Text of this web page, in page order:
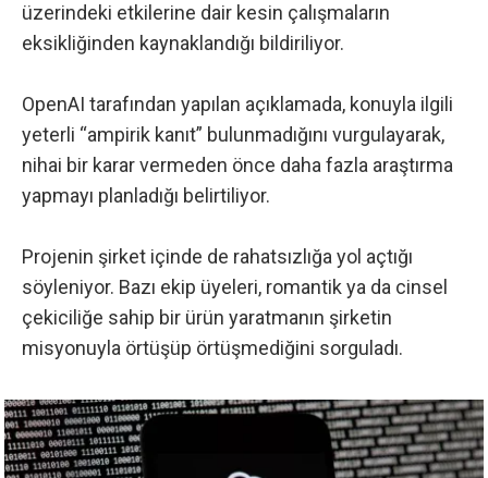
üzerindeki etkilerine dair kesin çalışmaların
eksikliğinden kaynaklandığı bildiriliyor.
OpenAI tarafından yapılan açıklamada, konuyla ilgili
yeterli “ampirik kanıt” bulunmadığını vurgulayarak,
nihai bir karar vermeden önce daha fazla araştırma
yapmayı planladığı belirtiliyor.
Projenin şirket içinde de rahatsızlığa yol açtığı
söyleniyor. Bazı ekip üyeleri, romantik ya da cinsel
çekiciliğe sahip bir ürün yaratmanın şirketin
misyonuyla örtüşüp örtüşmediğini sorguladı.